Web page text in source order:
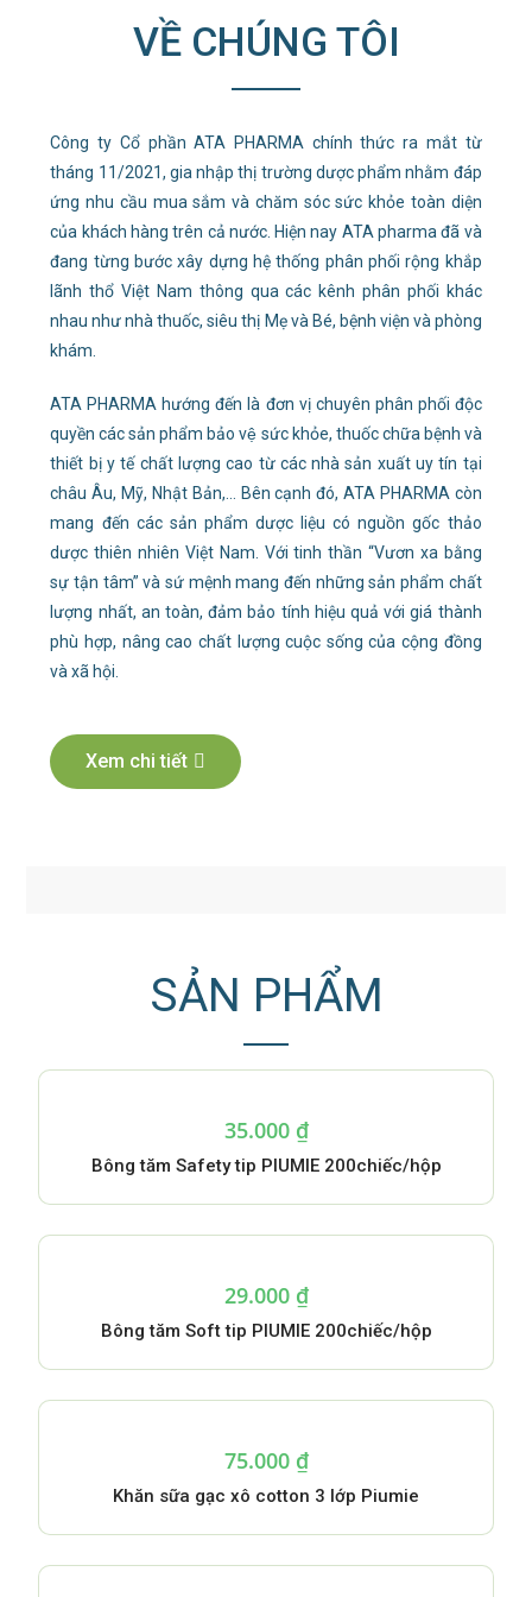
VỀ CHÚNG TÔI
Công ty Cổ phần ATA PHARMA chính thức ra mắt từ
tháng 11/2021, gia nhập thị trường dược phẩm nhằm đáp
ứng nhu cầu mua sắm và chăm sóc sức khỏe toàn diện
của khách hàng trên cả nước. Hiện nay ATA pharma đã và
đang từng bước xây dựng hệ thống phân phối rộng khắp
lãnh thổ Việt Nam thông qua các kênh phân phối khác
nhau như nhà thuốc, siêu thị Mẹ và Bé, bệnh viện và phòng
khám.
ATA PHARMA hướng đến là đơn vị chuyên phân phối độc
quyền các sản phẩm bảo vệ sức khỏe, thuốc chữa bệnh và
thiết bị y tế chất lượng cao từ các nhà sản xuất uy tín tại
châu Âu, Mỹ, Nhật Bản,… Bên cạnh đó, ATA PHARMA còn
mang đến các sản phẩm dược liệu có nguồn gốc thảo
dược thiên nhiên Việt Nam. Với tinh thần “Vươn xa bằng
sự tận tâm” và sứ mệnh mang đến những sản phẩm chất
lượng nhất, an toàn, đảm bảo tính hiệu quả với giá thành
phù hợp, nâng cao chất lượng cuộc sống của cộng đồng
và xã hội.
Xem chi tiết
SẢN PHẨM
35.000 ₫
Bông tăm Safety tip PIUMIE 200chiếc/hộp
29.000 ₫
Bông tăm Soft tip PIUMIE 200chiếc/hộp
75.000 ₫
Khăn sữa gạc xô cotton 3 lớp Piumie